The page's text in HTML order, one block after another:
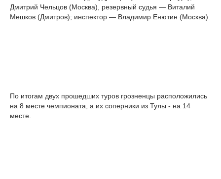
Дмитрий Чельцов (Москва), резервный судья — Виталий
Мешков (Дмитров); инспектор — Владимир Енютин (Москва).
По итогам двух прошедших туров грозненцы расположились
на 8 месте чемпионата, а их соперники из Тулы - на 14
месте.